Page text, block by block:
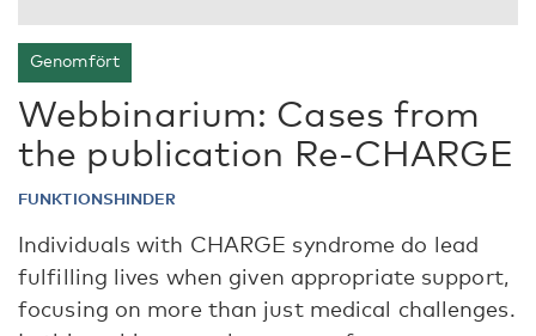
Genomfört
Webbinarium: Cases from
the publication Re-CHARGE
FUNKTIONSHINDER
Individuals with CHARGE syndrome do lead
fulfilling lives when given appropriate support,
focusing on more than just medical challenges.